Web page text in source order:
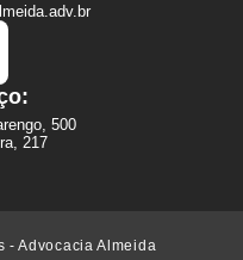
500
217
- Advocacia Almeida